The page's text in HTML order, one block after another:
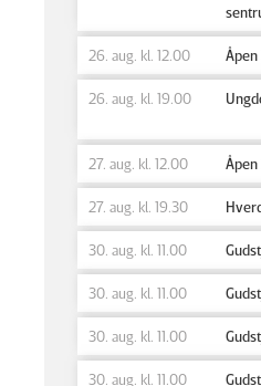
26. aug. kl. 12.00
26. aug. kl. 19.00
27. aug. kl. 12.00
27. aug. kl. 19.30
30. aug. kl. 11.00
30. aug. kl. 11.00
30. aug. kl. 11.00
30. aug. kl. 11.00